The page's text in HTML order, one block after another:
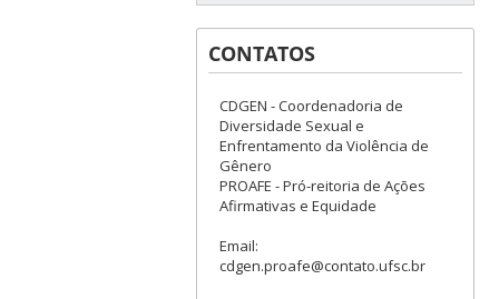
CONTATOS
CDGEN - Coordenadoria de
Diversidade Sexual e
Enfrentamento da Violência de
Gênero
PROAFE - Pró-reitoria de Ações
Afirmativas e Equidade
Email:
cdgen.proafe@contato.ufsc.br